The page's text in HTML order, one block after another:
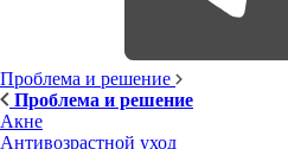
Проблема и решение
Проблема и решение
Акне
Антивозрастной уход